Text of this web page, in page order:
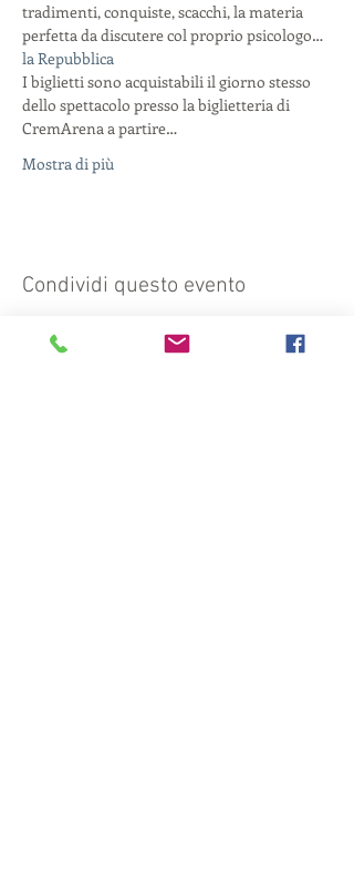
tradimenti, conquiste, scacchi, la materia
perfetta da discutere col proprio psicologo…
la Repubblica
I biglietti sono acquistabili il giorno stesso
dello spettacolo presso la biglietteria di
CremArena a partire…
Mostra di più
Condividi questo evento